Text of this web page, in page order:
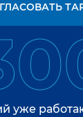
уже